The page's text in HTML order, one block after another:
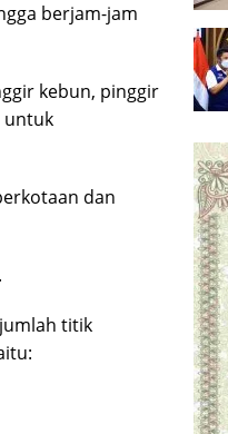
berjam-jam
kebun, pinggir
untuk
dan
titik